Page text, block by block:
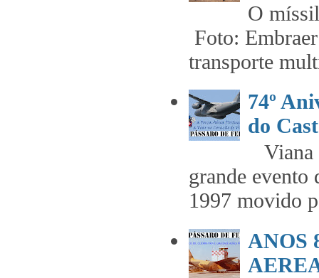
O
Foto:
transporte
74º
do
Viana
grande evento
1997 movido
ANOS